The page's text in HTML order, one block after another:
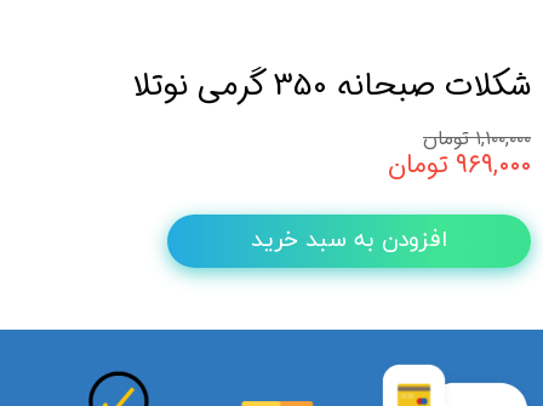
شکلات صبحانه 350 گرمی نوتلا
۱,۱۰۰,۰۰۰ تومان
۹۶۹,۰۰۰ تومان
افزودن به سبد خرید